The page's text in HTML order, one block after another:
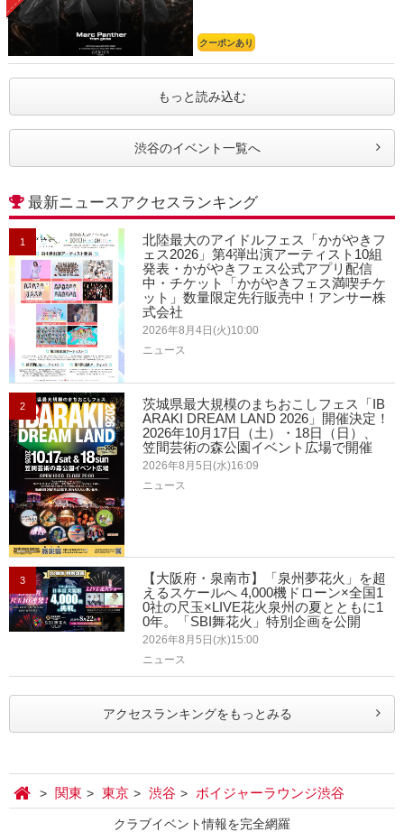
クーポンあり
もっと読み込む
渋谷のイベント一覧へ
最新ニュースアクセスランキング
1
北陸最大のアイドルフェス「かがやきフ
ェス2026」第4弾出演アーティスト10組
発表・かがやきフェス公式アプリ配信
中・チケット「かがやきフェス満喫チケ
ット」数量限定先行販売中！アンサー株
式会社
2026年8月4日(火)10:00
ニュース
2
茨城県最大規模のまちおこしフェス「IB
ARAKI DREAM LAND 2026」開催決定！
2026年10月17日（土）・18日（日）、
笠間芸術の森公園イベント広場で開催
2026年8月5日(水)16:09
ニュース
3
【大阪府・泉南市】「泉州夢花火」を超
えるスケールへ 4,000機ドローン×全国1
0社の尺玉×LIVE花火泉州の夏とともに1
0年。「SBI舞花火」特別企画を公開
2026年8月5日(水)15:00
ニュース
アクセスランキングをもっとみる
関東 東京 渋谷 ボイジャーラウンジ渋谷
クラブイベント情報を完全網羅